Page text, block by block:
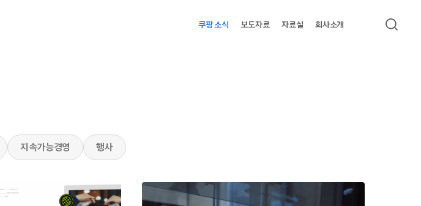
쿠팡 소식 보도자료 자료실 회사소개 검색
지속가능경영 행사